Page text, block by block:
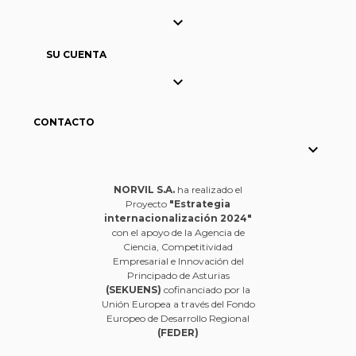

SU CUENTA

CONTACTO

NORVIL S.A. ha realizado el
Proyecto "Estrategia
internacionalización 2024"
con el apoyo de la Agencia de
Ciencia, Competitividad
Empresarial e Innovación del
Principado de Asturias
(SEKUENS) cofinanciado por la
Unión Europea a través del Fondo
Europeo de Desarrollo Regional
(FEDER)